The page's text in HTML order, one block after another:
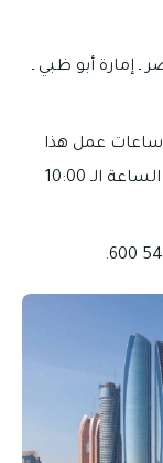
ـ إمارة أبو ظبي ـ
ساعات عمل هذا
القصر من الساعة الـ 11:00 صباحًا وحتى الساعة الـ 10:00